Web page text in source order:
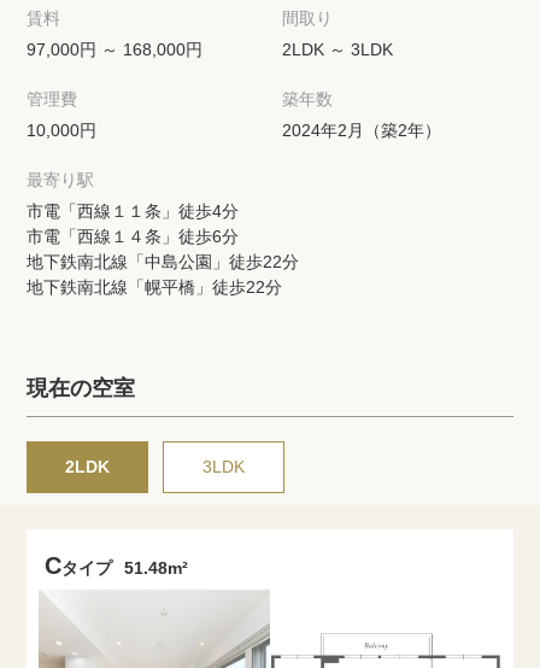
希望条件を伝えてプロに探してもらう
来店予約
高級賃貸物件コラム
高級賃貸物件トピック 会社概要
商標について
賃料
97,000円 ～ 168,000円
間取り
2LDK ～ 3LDK
管理費
10,000円
築年数
2024年2月（築2年）
最寄り駅
市電「西線１１条」徒歩4分
市電「西線１４条」徒歩6分
地下鉄南北線「中島公園」徒歩22分
地下鉄南北線「幌平橋」徒歩22分
現在の空室
2LDK 3LDK
Cタイプ 51.48m²